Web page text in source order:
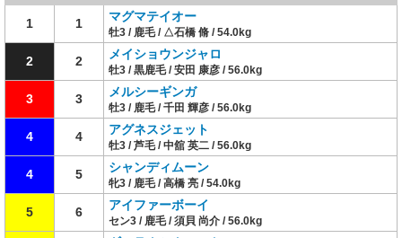
1 1 マグマテイオー
牡3 / 鹿毛 / △石橋 脩 / 54.0kg
2 2 メイショウンジャロ
牡3 / 黒鹿毛 / 安田 康彦 / 56.0kg
3 3 メルシーギンガ
牡3 / 鹿毛 / 千田 輝彦 / 56.0kg
4 4 アグネスジェット
牡3 / 芦毛 / 中舘 英二 / 56.0kg
4 5 シャンディムーン
牝3 / 鹿毛 / 高橋 亮 / 54.0kg
5 6 アイファーボーイ
セン3 / 鹿毛 / 須貝 尚介 / 56.0kg